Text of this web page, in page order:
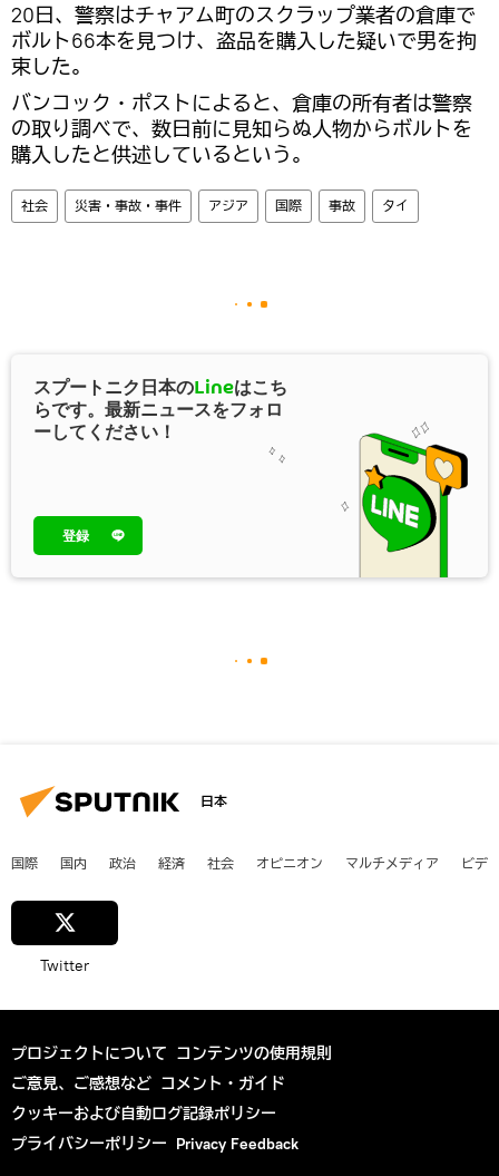
20日、警察はチャアム町のスクラップ業者の倉庫で
ボルト66本を見つけ、盗品を購入した疑いで男を拘
束した。
バンコック・ポストによると、倉庫の所有者は警察
の取り調べで、数日前に見知らぬ人物からボルトを
購入したと供述しているという。
社会 災害・事故・事件 アジア 国際 事故 タイ
スプートニク日本のLineはこち
らです。最新ニュースをフォロ
ーしてください！
登録
日本
国際 国内 政治 経済 社会 オピニオン マルチメディア ビデ
Twitter
プロジェクトについて コンテンツの使用規則
ご意見、ご感想など コメント・ガイド
クッキーおよび自動ログ記録ポリシー
プライバシーポリシー Privacy Feedback